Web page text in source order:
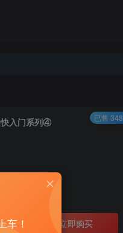
入门系列④
立即购买
已售 348
车！